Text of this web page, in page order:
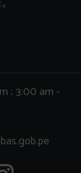
; 3:00 am -